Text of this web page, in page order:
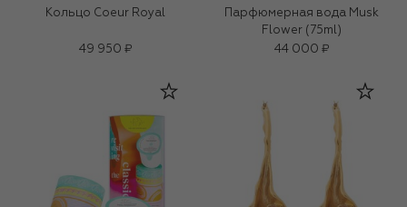
Кольцо Coeur Royal
49 950 ₽
Парфюмерная вода Musk
Flower (75ml)
44 000 ₽